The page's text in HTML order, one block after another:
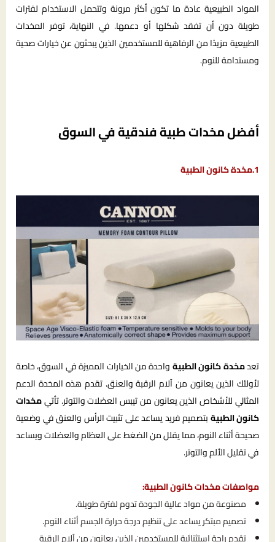
المواد الطبيعية عادة ما تكون أكثر مرونة وتتحمل الاستخدام لفترات
طويلة دون أن تفقد شكلها أو دعمها. في النهاية، توفر المخدات
الطبيعية مزيدًا من الرفاهية للمستخدمين الذين يبحثون عن خيارات صحية
ومستدامة للنوم.
أفضل مخدات طبية فندقية في السوق
1.مخدة كانون الطبية
تعدمخدة كانون الطبيةواحدة من الخيارات المميزة في السوق، خاصة
لأولئك الذين يعانون من آلام الرقبة والعنق. تقدم هذه المخدة الدعم
المثالي للأشخاص الذين يعانون من تيبس العضلات والتوتر. تأتيمخدات
كانون الطبيةبتصميم فريد يساعد على تثبيت الرأس والعنق في وضعية
صحيحة أثناء النوم، مما يقلل من الضغط على العظام والعضلات ويساعد
في تقليل الألم والتوتر.
مواصفات مخدات كانون الطبية:
مصنوعة من مواد عالية الجودة تدوم لفترة طويلة.
تصميم مبتكر يساعد على تنظيم درجة حرارة الجسم أثناء النوم.
تقدم راحة استثنائية للمستخدمين الذين يعانون من آلام الرقبة